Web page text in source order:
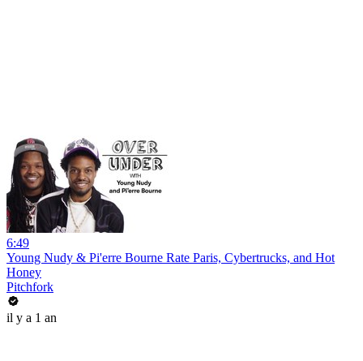
6:49
Young Nudy & Pi'erre Bourne Rate Paris, Cybertrucks, and Hot
Honey
Pitchfork
il y a 1 an